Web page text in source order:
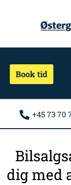
Book tid
+45 73 70
dig med